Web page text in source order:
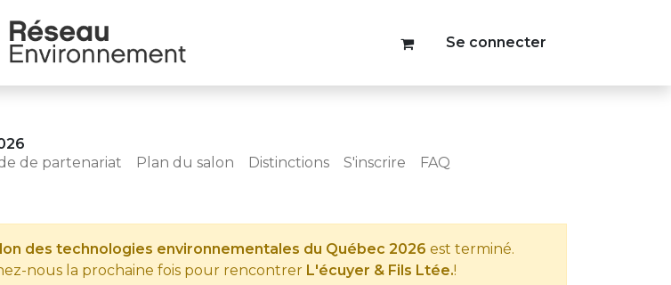
Se connecter
de partenariat Plan du salon Distinctions S'inscrire
FAQ
des technologies environnementales du Québec 2026 est terminé.
nous la prochaine fois pour rencontrer L'écuyer & Fils Ltée.!